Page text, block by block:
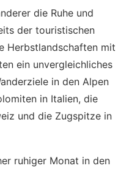
die Ruhe und
der touristischen
Herbstlandschaften mit
ein unvergleichliches
in den Alpen
in Italien, die
und die Zugspitze in
ruhiger Monat in den